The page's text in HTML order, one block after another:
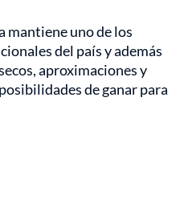
mantiene uno de los
del país y además
aproximaciones y
de ganar para